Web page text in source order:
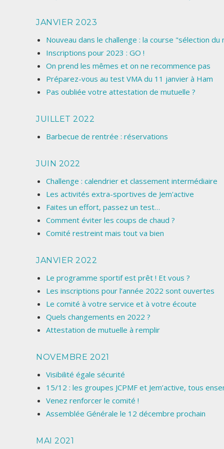
JANVIER 2023
Nouveau dans le challenge : la course "sélection du
Inscriptions pour 2023 : GO !
On prend les mêmes et on ne recommence pas
Préparez-vous au test VMA du 11 janvier à Ham
Pas oubliée votre attestation de mutuelle ?
JUILLET 2022
Barbecue de rentrée : réservations
JUIN 2022
Challenge : calendrier et classement intermédiaire
Les activités extra-sportives de Jem'active
Faites un effort, passez un test…
Comment éviter les coups de chaud ?
Comité restreint mais tout va bien
JANVIER 2022
Le programme sportif est prêt ! Et vous ?
Les inscriptions pour l’année 2022 sont ouvertes
Le comité à votre service et à votre écoute
Quels changements en 2022 ?
Attestation de mutuelle à remplir
NOVEMBRE 2021
Visibilité égale sécurité
15/12 : les groupes JCPMF et Jem’active, tous
Venez renforcer le comité !
Assemblée Générale le 12 décembre prochain
MAI 2021